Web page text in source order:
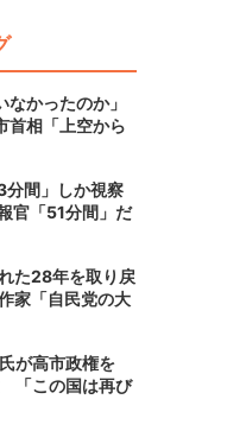
かったのか」
首相「上空から
分間」しか視察
官「51分間」だ
た28年を取り戻
家「自民党の大
が高市政権を
「この国は再び